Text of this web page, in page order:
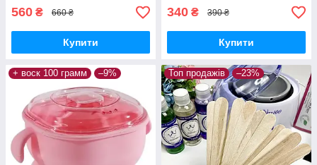
560 ₴ 660 ₴
Купити
340 ₴ 390 ₴
Купити
+ воск 100 грамм –9% Топ продажів –23%